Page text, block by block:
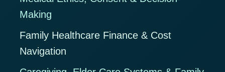
Making
Family Healthcare Finance & Cost
Navigation